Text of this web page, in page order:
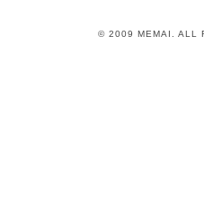
© 2009 MEMAI. ALL